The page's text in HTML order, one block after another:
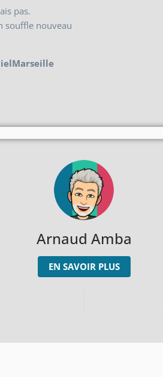
pas.
souffle nouveau
Arnaud Amba
EN SAVOIR PLUS